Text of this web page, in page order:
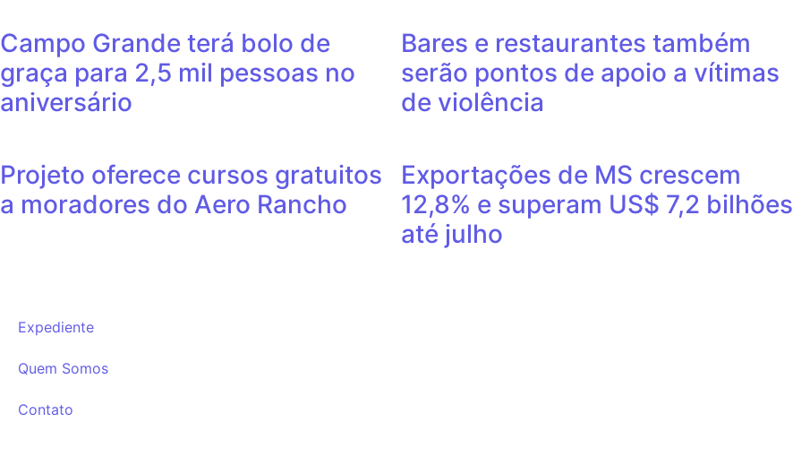
Campo Grande terá bolo de
graça para 2,5 mil pessoas no
aniversário
Bares e restaurantes também
serão pontos de apoio a vítimas
de violência
Projeto oferece cursos gratuitos
a moradores do Aero Rancho
Exportações de MS crescem
12,8% e superam US$ 7,2 bilhões
até julho
Expediente
Quem Somos
Contato